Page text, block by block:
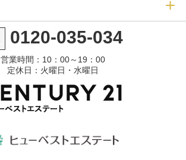
0120-035-034
営業時間：10：00～19：00
定休日：火曜日・水曜日